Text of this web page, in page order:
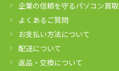
企業の信頼を守るパソコン買取
よくあるご質問
お支払い方法について
配送について
返品・交換について